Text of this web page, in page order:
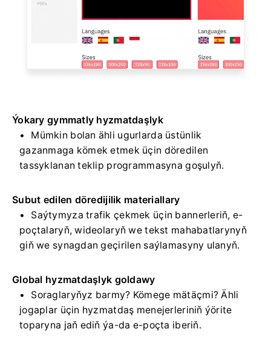
Ýokary gymmatly hyzmatdaşlyk
Mümkin bolan ähli ugurlarda üstünlik
gazanmaga kömek etmek üçin döredilen
tassyklanan teklip programmasyna goşulyň.
Subut edilen döredijilik materiallary
Saýtymyza trafik çekmek üçin bannerleriň, e-
poçtalaryň, wideolaryň we tekst mahabatlarynyň
giň we synagdan geçirilen saýlamasyny ulanyň.
Global hyzmatdaşlyk goldawy
Soraglaryňyz barmy? Kömege mätäçmi? Ähli
jogaplar üçin hyzmatdaş menejerleriniň ýörite
toparyna jaň ediň ýa-da e-poçta iberiň.